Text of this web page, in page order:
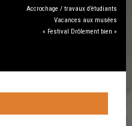
Accrochage / travaux d’étudiants
Vacances aux musées
« Festival Drôlement bien »